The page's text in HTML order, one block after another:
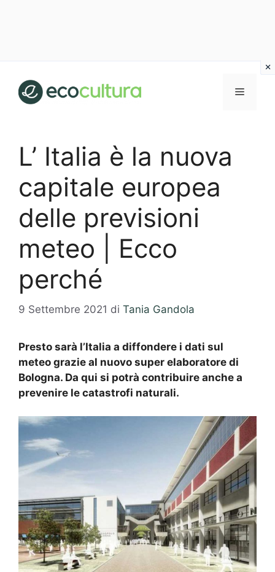
contenuto
MENU
L’ Italia è la nuova
capitale europea
delle previsioni
meteo | Ecco
perché
9 Settembre 2021 di Tania Gandola
Presto sarà l’Italia a diffondere i dati sul
meteo grazie al nuovo super elaboratore di
Bologna. Da qui si potrà contribuire anche a
prevenire le catastrofi naturali.